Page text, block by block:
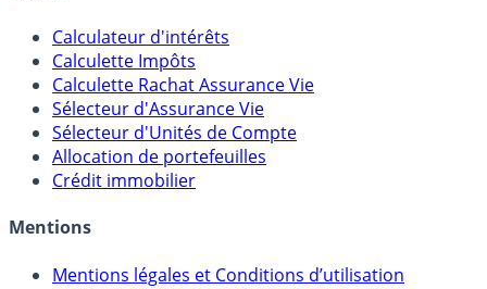
Outils
Calculateur d'intérêts
Calculette Impôts
Calculette Rachat Assurance Vie
Sélecteur d'Assurance Vie
Sélecteur d'Unités de Compte
Crédit immobilier
Mentions